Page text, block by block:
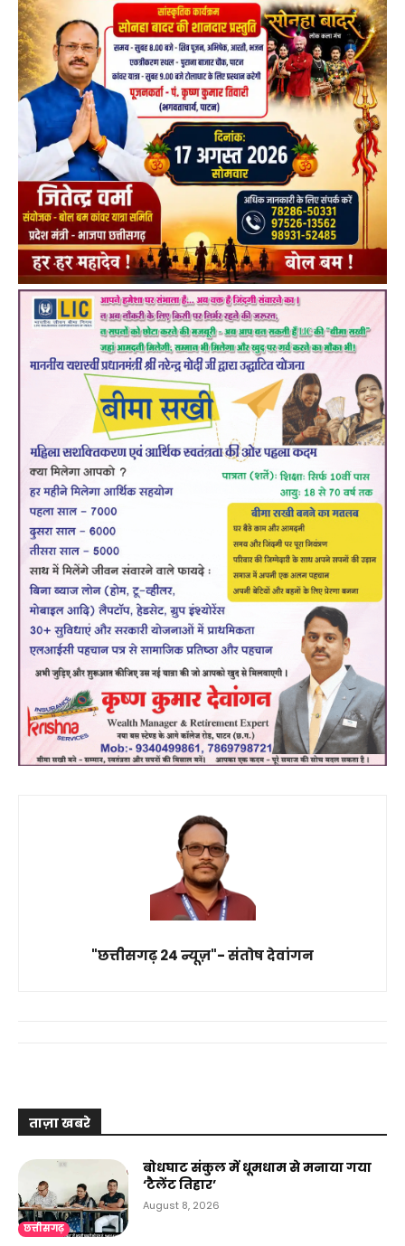
"छत्तीसगढ़ 24 न्यूज़"- संतोष देवांगन
ताज़ा खबरे
छत्तीसगढ़
बोधघाट संकुल में धूमधाम से मनाया गया
‘टैलेंट तिहार’
August 8, 2026